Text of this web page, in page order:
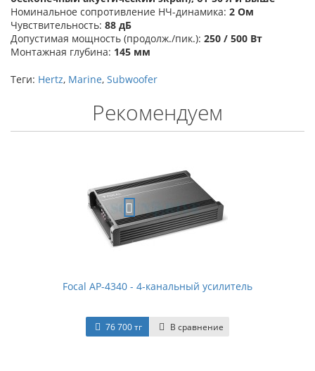
Номинальное сопротивление НЧ-динамика: 2 Ом
Чувствительность: 88 дБ
Допустимая мощность (продолж./пик.): 250 / 500 Вт
Монтажная глубина: 145 мм
Теги: Hertz, Marine, Subwoofer
Рекомендуем
Focal AP-4340 - 4-канальный усилитель
76 700 тг В сравнение